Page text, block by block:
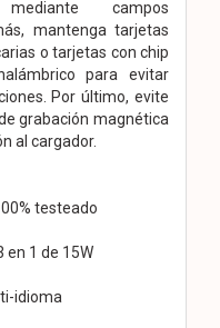
campos
mantenga tarjetas
o tarjetas con chip
para evitar
Por último, evite
grabación magnética
al cargador.
testeado
en 1 de 15W
idioma